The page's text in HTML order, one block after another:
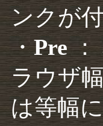
ンクが
・Pre：
ラウザ
は等幅